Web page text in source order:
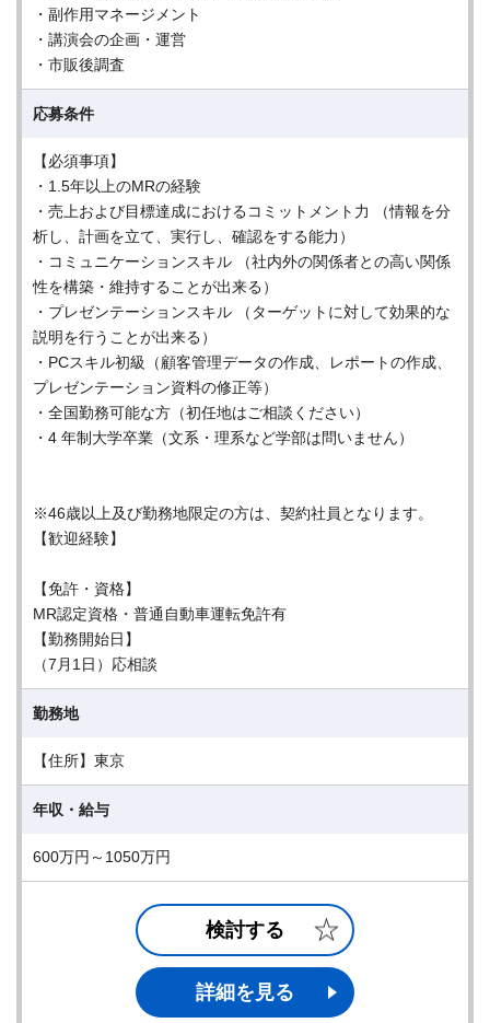
・副作用マネージメント
・講演会の企画・運営
・市販後調査
応募条件
【必須事項】
・1.5年以上のMRの経験
・売上および目標達成におけるコミットメント力 （情報を分
析し、計画を立て、実行し、確認をする能力）
・コミュニケーションスキル （社内外の関係者との高い関係
性を構築・維持することが出来る）
・プレゼンテーションスキル （ターゲットに対して効果的な
説明を行うことが出来る）
・PCスキル初級（顧客管理データの作成、レポートの作成、
プレゼンテーション資料の修正等）
・全国勤務可能な方（初任地はご相談ください）
・4 年制大学卒業（文系・理系など学部は問いません）
※46歳以上及び勤務地限定の方は、契約社員となります。
【歓迎経験】
【免許・資格】
MR認定資格・普通自動車運転免許有
【勤務開始日】
（7月1日）応相談
勤務地
【住所】東京
年収・給与
600万円～1050万円
検討する
詳細を見る